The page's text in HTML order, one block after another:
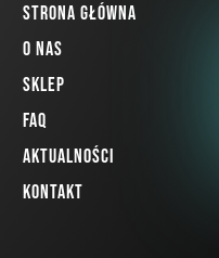
Strona główna
O nas
Sklep
FAQ
Aktualności
Kontakt